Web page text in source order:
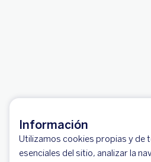
Información
Utilizamos cookies propias y de
esenciales del sitio, analizar la